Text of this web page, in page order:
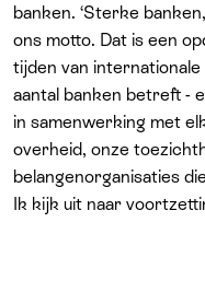
banken. ‘Sterke
ons motto. Dat is een
tijden van
aantal banken betreft -
in samenwerking met
overheid, onze
belangenorganisaties
Ik kijk uit naar